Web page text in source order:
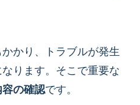
かり、トラブルが発生
ります。そこで重要な
の確認です。